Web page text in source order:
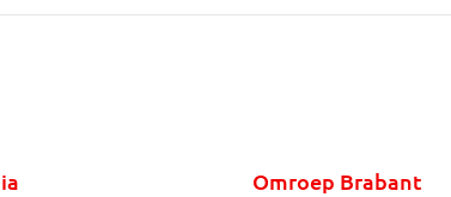
Omroep Brabant